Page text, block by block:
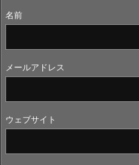
名前
メールアドレス
ウェブサイト